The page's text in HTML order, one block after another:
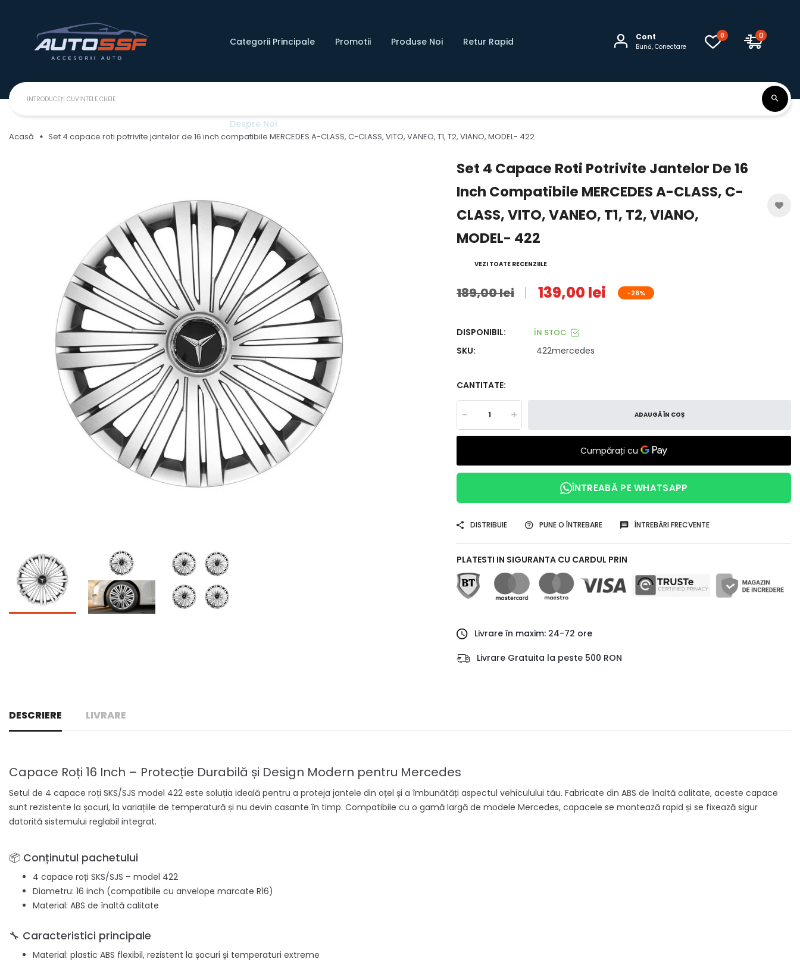
Categorii Principale Promotii Produse Noi Retur Rapid
Despre Noi
Cont
Bună, Conectare
0 0
Acasă Set 4 capace roti potrivite jantelor de 16 inch compatibile MERCEDES A-CLASS, C-CLASS, VITO, VANEO, T1, T2, VIANO, MODEL- 422
Set 4 Capace Roti Potrivite Jantelor De 16
Inch Compatibile MERCEDES A-CLASS, C-
CLASS, VITO, VANEO, T1, T2, VIANO,
MODEL- 422
VEZI TOATE RECENZIILE
189,00 lei 139,00 lei -26%
DISPONIBIL: ÎN STOC
SKU: 422mercedes
CANTITATE:
- + ADAUGĂ ÎN COȘ
ÎNTREABĂ PE WHATSAPP
DISTRIBUIE PUNE O ÎNTREBARE ÎNTREBĂRI FRECVENTE
PLATESTI IN SIGURANTA CU CARDUL PRIN
Livrare în maxim: 24-72 ore
Livrare Gratuita la peste 500 RON
DESCRIERE LIVRARE
Capace Roți 16 Inch – Protecție Durabilă și Design Modern pentru Mercedes
Setul de 4 capace roți SKS/SJS model 422 este soluția ideală pentru a proteja jantele din oțel și a îmbunătăți aspectul vehiculului tău. Fabricate din ABS de înaltă calitate, aceste capace
sunt rezistente la șocuri, la variațiile de temperatură și nu devin casante în timp. Compatibile cu o gamă largă de modele Mercedes, capacele se montează rapid și se fixează sigur
datorită sistemului reglabil integrat.
📦 Conținutul pachetului
4 capace roți SKS/SJS – model 422
Diametru: 16 inch (compatibile cu anvelope marcate R16)
Material: ABS de înaltă calitate
🔧 Caracteristici principale
Material: plastic ABS flexibil, rezistent la șocuri și temperaturi extreme